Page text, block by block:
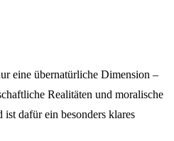
eine übernatürliche Dimension –
Realitäten und moralische
dafür ein besonders klares